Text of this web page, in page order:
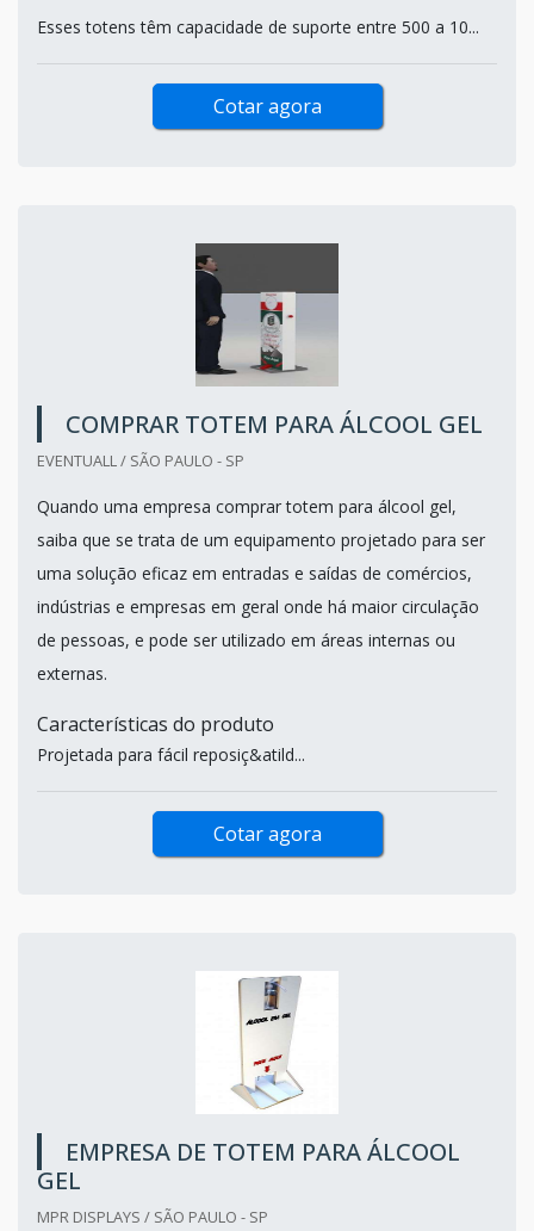
Esses totens têm capacidade de suporte entre 500 a 10...
Cotar agora
COMPRAR TOTEM PARA ÁLCOOL GEL
EVENTUALL / SÃO PAULO - SP
Quando uma empresa comprar totem para álcool gel,
saiba que se trata de um equipamento projetado para ser
uma solução eficaz em entradas e saídas de comércios,
indústrias e empresas em geral onde há maior circulação
de pessoas, e pode ser utilizado em áreas internas ou
externas.
Características do produto
Projetada para fácil reposiç&atild...
Cotar agora
EMPRESA DE TOTEM PARA ÁLCOOL
GEL
MPR DISPLAYS / SÃO PAULO - SP